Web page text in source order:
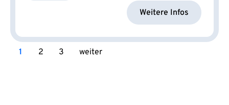
Weitere Infos
1 2 3 weiter